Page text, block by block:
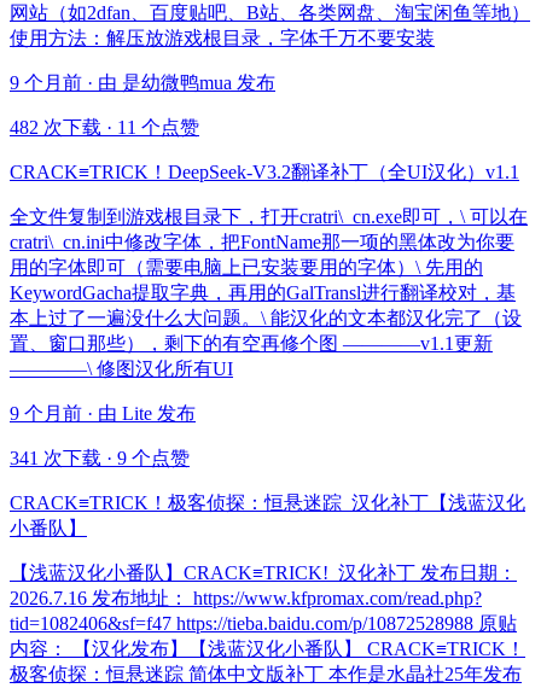
网站（如2dfan、百度贴吧、B站、各类网盘、淘宝闲鱼等地）
使用方法：解压放游戏根目录，字体千万不要安装
9 个月前 · 由 是幼微鸭mua 发布
482 次下载 · 11 个点赞
CRACK≡TRICK！DeepSeek-V3.2翻译补丁（全UI汉化）v1.1
全文件复制到游戏根目录下，打开cratri\_cn.exe即可，\ 可以在
cratri\_cn.ini中修改字体，把FontName那一项的黑体改为你要
用的字体即可（需要电脑上已安装要用的字体）\ 先用的
KeywordGacha提取字典，再用的GalTransl进行翻译校对，基
本上过了一遍没什么大问题。\ 能汉化的文本都汉化完了（设
置、窗口那些），剩下的有空再修个图 ————v1.1更新
————\ 修图汉化所有UI
9 个月前 · 由 Lite 发布
341 次下载 · 9 个点赞
CRACK≡TRICK！极客侦探：恒悬迷踪_汉化补丁【浅蓝汉化
小番队】
【浅蓝汉化小番队】CRACK≡TRICK!_汉化补丁 发布日期：
2026.7.16 发布地址： https://www.kfpromax.com/read.php?
tid=1082406&sf=f47 https://tieba.baidu.com/p/10872528988 原贴
内容： 【汉化发布】【浅蓝汉化小番队】 CRACK≡TRICK！
极客侦探：恒悬迷踪 简体中文版补丁 本作是水晶社25年发布